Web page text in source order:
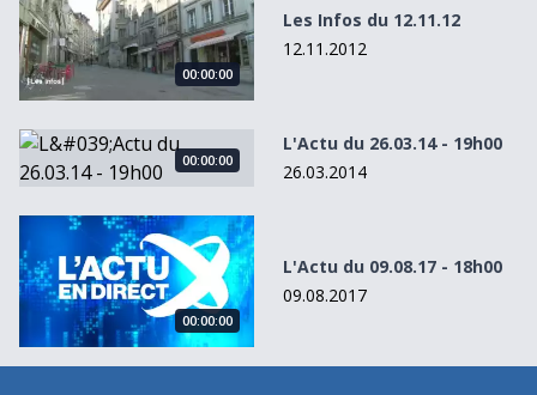
00:00:00
Les Infos du 12.11.12
12.11.2012
L&#039;Actu du 26.03.14 - 19h00
00:00:00
L'Actu du 26.03.14 - 19h00
26.03.2014
L&#039;Actu du 09.08.17 - 18h00
00:00:00
L'Actu du 09.08.17 - 18h00
09.08.2017